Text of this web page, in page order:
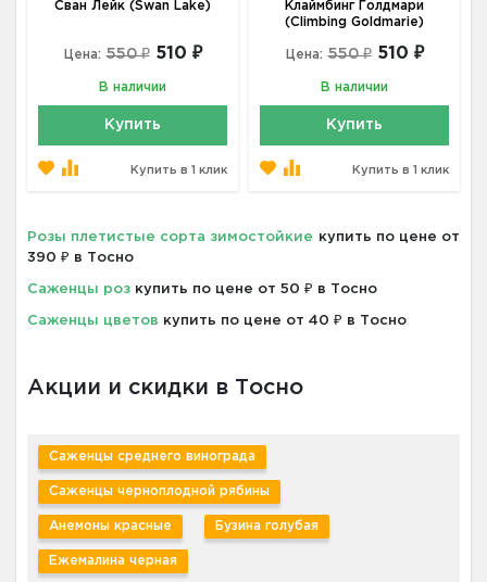
Сван Лейк (Swan Lake)
Цена: 550 ₽ 510 ₽
В наличии
Купить
Купить в 1 клик
Клаймбинг Голдмари
(Climbing Goldmarie)
Цена: 550 ₽ 510 ₽
В наличии
Купить
Купить в 1 клик
Розы плетистые сорта зимостойкие
купить по цене от
390 ₽ в Тосно
Саженцы роз купить по цене от 50 ₽ в Тосно
Саженцы цветов купить по цене от 40 ₽ в Тосно
Акции и скидки в Тосно
Саженцы среднего винограда
Саженцы черноплодной рябины
Анемоны красные Бузина голубая
Ежемалина черная